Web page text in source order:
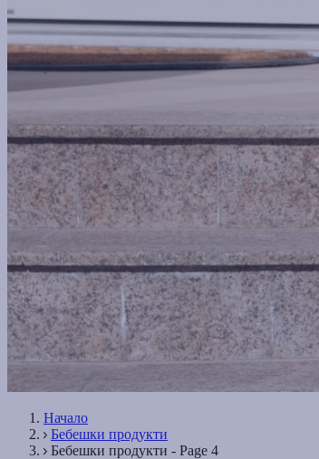
Начало
Бебешки продукти
Бебешки продукти - Page 4